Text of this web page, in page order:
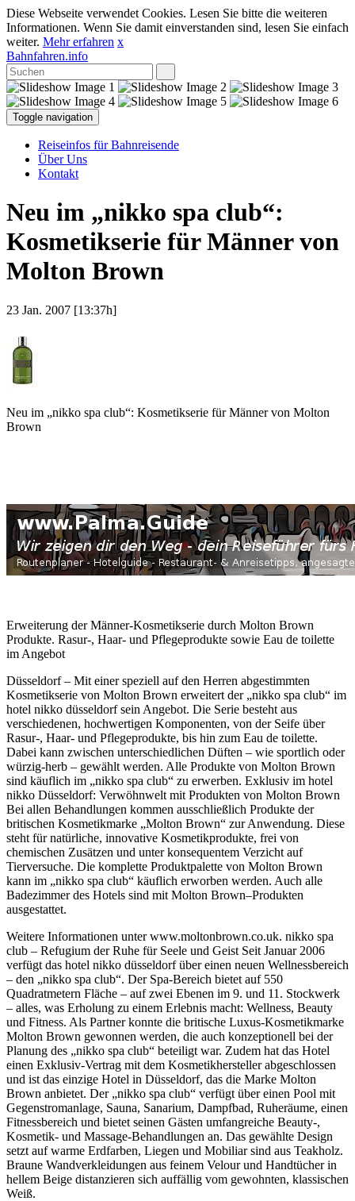
Diese Webseite verwendet Cookies. Lesen Sie bitte die weiteren
Informationen. Wenn Sie damit einverstanden sind, lesen Sie einfach
weiter. Mehr erfahren x
Bahnfahren.info
Toggle navigation
Reiseinfos für Bahnreisende
Über Uns
Kontakt
Neu im „nikko spa club“:
Kosmetikserie für Männer von
Molton Brown
23 Jan. 2007 [13:37h]
Neu im „nikko spa club“: Kosmetikserie für Männer von Molton
Brown
Erweiterung der Männer-Kosmetikserie durch Molton Brown
Produkte. Rasur-, Haar- und Pflegeprodukte sowie Eau de toilette
im Angebot
Düsseldorf – Mit einer speziell auf den Herren abgestimmten
Kosmetikserie von Molton Brown erweitert der „nikko spa club“ im
hotel nikko düsseldorf sein Angebot. Die Serie besteht aus
verschiedenen, hochwertigen Komponenten, von der Seife über
Rasur-, Haar- und Pflegeprodukte, bis hin zum Eau de toilette.
Dabei kann zwischen unterschiedlichen Düften – wie sportlich oder
würzig-herb – gewählt werden. Alle Produkte von Molton Brown
sind käuflich im „nikko spa club“ zu erwerben. Exklusiv im hotel
nikko Düsseldorf: Verwöhnwelt mit Produkten von Molton Brown
Bei allen Behandlungen kommen ausschließlich Produkte der
britischen Kosmetikmarke „Molton Brown“ zur Anwendung. Diese
steht für natürliche, innovative Kosmetikprodukte, frei von
chemischen Zusätzen und unter konsequentem Verzicht auf
Tierversuche. Die komplette Produktpalette von Molton Brown
kann im „nikko spa club“ käuflich erworben werden. Auch alle
Badezimmer des Hotels sind mit Molton Brown–Produkten
ausgestattet.
Weitere Informationen unter www.moltonbrown.co.uk. nikko spa
club – Refugium der Ruhe für Seele und Geist Seit Januar 2006
verfügt das hotel nikko düsseldorf über einen neuen Wellnessbereich
– den „nikko spa club“. Der Spa-Bereich bietet auf 550
Quadratmetern Fläche – auf zwei Ebenen im 9. und 11. Stockwerk
– alles, was Erholung zu einem Erlebnis macht: Wellness, Beauty
und Fitness. Als Partner konnte die britische Luxus-Kosmetikmarke
Molton Brown gewonnen werden, die auch konzeptionell bei der
Planung des „nikko spa club“ beteiligt war. Zudem hat das Hotel
einen Exklusiv-Vertrag mit dem Kosmetikhersteller abgeschlossen
und ist das einzige Hotel in Düsseldorf, das die Marke Molton
Brown anbietet. Der „nikko spa club“ verfügt über einen Pool mit
Gegenstromanlage, Sauna, Sanarium, Dampfbad, Ruheräume, einen
Fitnessbereich und bietet seinen Gästen umfangreiche Beauty-,
Kosmetik- und Massage-Behandlungen an. Das gewählte Design
setzt auf warme Erdfarben, Liegen und Mobiliar sind aus Teakholz.
Braune Wandverkleidungen aus feinem Velour und Handtücher in
hellem Beige distanzieren sich auffällig vom gewohnten, klassischen
Weiß.